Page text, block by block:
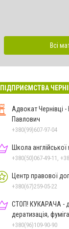
Всі
ПІДПРИЄМСТВА
Адвокат Чернівці
Павлович
+380(99)607-97-04
Школа
+380(50)067-49-11,
Центр правової
+380(67)259-05-22
СТОП! КУКАРАЧА -
дератизація,
Чернівцях
+380(96)109-90-90